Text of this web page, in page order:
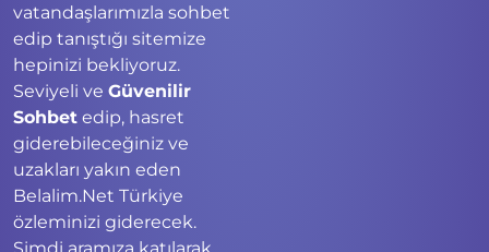
vatandaşlarımızla sohbet
edip tanıştığı sitemize
hepinizi bekliyoruz.
Seviyeli ve Güvenilir
Sohbet edip, hasret
giderebileceğiniz ve
uzakları yakın eden
Belalim.Net Türkiye
özleminizi giderecek.